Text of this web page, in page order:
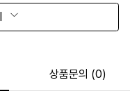
상품문의 (0)